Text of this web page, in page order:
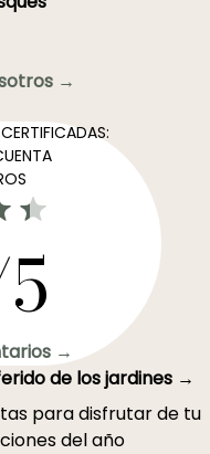
→
→
de los jardines →
para disfrutar de tu
del año